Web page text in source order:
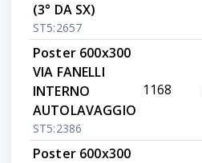
(3° DA SX)
ST5:2657
Poster 600x300
VIA FANELLI
INTERNO
AUTOLAVAGGIO
ST5:2386
1168
Poster 600x300